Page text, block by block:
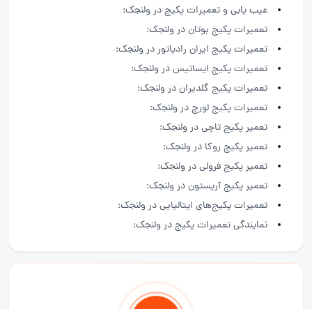
عیب یابی و تعمیرات پکیج در ولنجک:
تعمیرات پکیج بوتان در ولنجک:
تعمیرات پکیج ایران رادیاتور در ولنجک:
تعمیرات پکیج ایساتیس در ولنجک:
تعمیرات پکیج گلدیران در ولنجک:
تعمیرات پکیج لورچ در ولنجک:
تعمیر پکیج تاچی در ولنجک:
تعمیر پکیج روکا در ولنجک:
تعمیر پکیج فرولی در ولنجک:
تعمیر پکیج آریستون در ولنجک:
تعمیرات پکیج‌های ایتالیایی در ولنجک:
نمایندگی تعمیرات پکیج در ولنجک: